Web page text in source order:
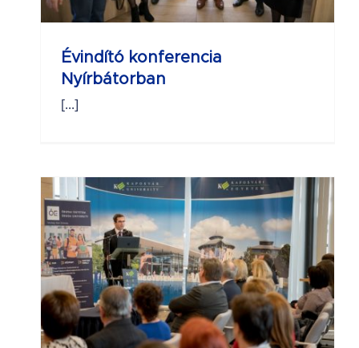
Évindító konferencia
Nyírbátorban
[...]